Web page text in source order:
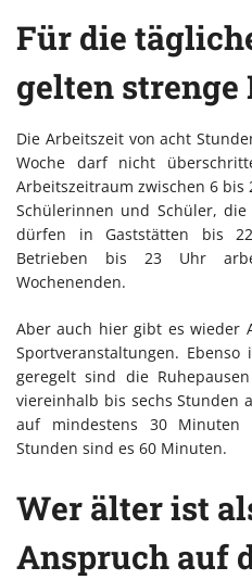
Für die
gelten strenge
Die Arbeitszeit von acht
Woche darf nicht
Arbeitszeitraum zwischen 6
Schülerinnen und Schüler,
dürfen in Gaststätten bis
Betrieben bis 23 Uhr
Wochenenden.
Aber auch hier gibt es wieder
Sportveranstaltungen. Ebenso
geregelt sind die
viereinhalb bis sechs Stunden
auf mindestens 30 Minuten
Stunden sind es 60 Minuten.
Wer älter ist
Anspruch auf